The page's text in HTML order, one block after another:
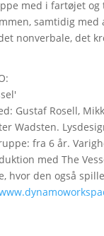
med i fartøjet og
samtidig
nonverbale, det
Gustaf Rosell,
Wadsten.
fra 6 år.
med The
hvor den også